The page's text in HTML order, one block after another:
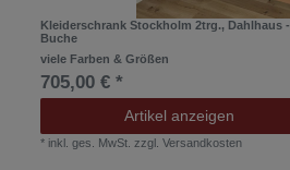
Kleiderschrank Stockholm 2trg., Dahlhaus -
Buche
viele Farben & Größen
705,00 € *
Artikel anzeigen
* inkl. ges. MwSt. zzgl.Versandkosten